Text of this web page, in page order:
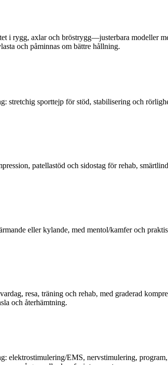
i rygg, axlar och bröstrygg—justerbara modeller
och påminnas om bättre hållning.
stretchig sporttejp för stöd, stabilisering och
patellastöd och sidostag för rehab,
eller kylande, med mentol/kamfer och
resa, träning och rehab, med graderad
och återhämtning.
elektrostimulering/EMS, nervstimulering,